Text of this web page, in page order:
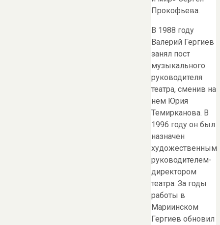
Прокофьева.
В 1988 году
Валерий Гергиев
занял пост
музыкального
руководителя
театра, сменив на
нем Юрия
Темирканова. В
1996 году он был
назначен
художественным
руководителем-
директором
театра. За годы
работы в
Мариинском
Гергиев обновил